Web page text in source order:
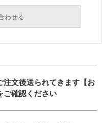
わせる
文後送られてきます【お
ご確認ください